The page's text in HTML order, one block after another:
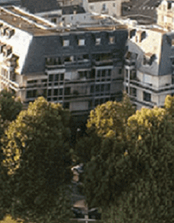
colonnes
les colonnes affichées
on partage
AVF
bouton, des réseaux sociaux